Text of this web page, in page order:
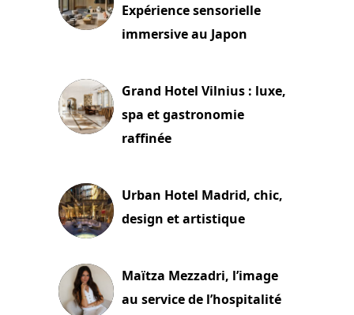
Expérience sensorielle
immersive au Japon
Grand Hotel Vilnius : luxe,
spa et gastronomie
raffinée
Urban Hotel Madrid, chic,
design et artistique
Maïtza Mezzadri, l’image
au service de l’hospitalité